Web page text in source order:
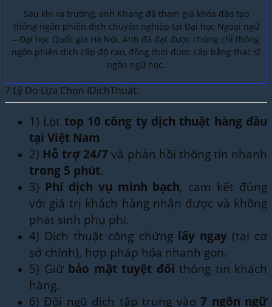
Sau khi ra trường, anh Khang đã tham gia khóa đào tạo
thông ngôn phiên dịch chuyên nghiệp tại Đại học Ngoại ngữ
– Đại học Quốc gia Hà Nội. Anh đã đạt được chứng chỉ thông
ngôn phiên dịch cấp độ cao, đồng thời được cấp bằng thạc sĩ
ngôn ngữ học.
7 Lý Do Lựa Chọn IDichThuat:
1) Lọt top 10 công ty dịch thuật hàng đầu
tại Việt Nam
2) Hỗ trợ 24/7 và phản hồi thông tin nhanh
trong 5 phút.
3) Phí dịch vụ minh bạch, cam kết đúng
với giá trị khách hàng nhận được và không
phát sinh phụ phí.
4) Dịch thuật công chứng lấy ngay(tại cơ
sở chính), hợp pháp hóa nhanh gọn.
5) Giữ bảo mật tuyệt đối thông tin khách
hàng.
6) Đội ngũ dịch tập trung vào7 ngôn ngữ